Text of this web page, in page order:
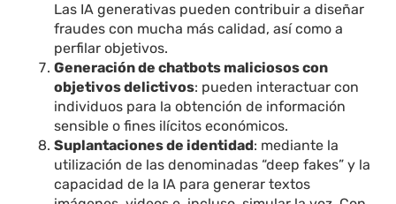
Las IA generativas pueden contribuir a diseñar
fraudes con mucha más calidad, así como a
perfilar objetivos.
Generación de chatbots maliciosos con
objetivos delictivos: pueden interactuar con
individuos para la obtención de información
sensible o fines ilícitos económicos.
Suplantaciones de identidad: mediante la
utilización de las denominadas “deep fakes” y la
capacidad de la IA para generar textos